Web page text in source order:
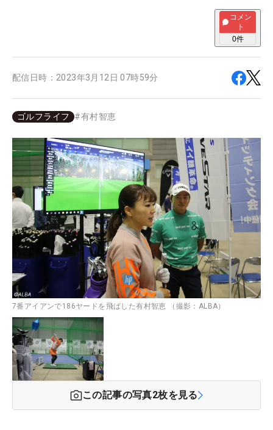
コメン
ト
0件
配信日時： 2023年3月12日 07時59分
ゴルフライフ #有村智恵
7番アイアンで186ヤードを飛ばした有村智恵 （撮影：ALBA）
この記事の写真2枚を見る